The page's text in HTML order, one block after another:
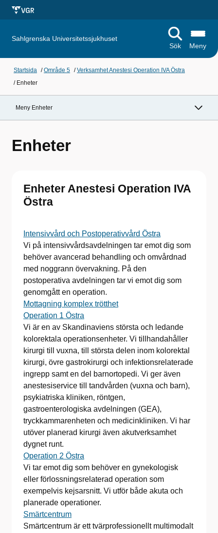
Sahlgrenska Universitetssjukhuset
Sök
Meny
Startsida /Område 5 /Verksamhet Anestesi Operation IVA Östra
/ Enheter
Meny Enheter
Enheter
Enheter Anestesi Operation IVA
Östra
Intensivvård och Postoperativvård Östra
Vi på intensivvårdsavdelningen tar emot dig som
behöver avancerad behandling och omvårdnad
med noggrann övervakning. På den
postoperativa avdelningen tar vi emot dig som
genomgått en operation.
Mottagning komplex trötthet
Operation 1 Östra
Vi är en av Skandinaviens största och ledande
kolorektala operationsenheter. Vi tillhandahåller
kirurgi till vuxna, till största delen inom kolorektal
kirurgi, övre gastrokirurgi och infektionsrelaterade
ingrepp samt en del barnortopedi. Vi ger även
anestesiservice till tandvården (vuxna och barn),
psykiatriska kliniken, röntgen,
gastroenterologiska avdelningen (GEA),
tryckkammarenheten och medicinkliniken. Vi har
utöver planerad kirurgi även akutverksamhet
dygnet runt.
Operation 2 Östra
Vi tar emot dig som behöver en gynekologisk
eller förlossningsrelaterad operation som
exempelvis kejsarsnitt. Vi utför både akuta och
planerade operationer.
Smärtcentrum
Smärtcentrum är ett tvärprofessionellt multimodalt